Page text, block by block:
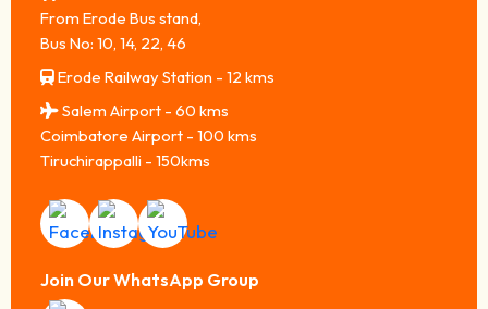
From Erode Bus stand,
Bus No: 10, 14, 22, 46
Erode Railway Station - 12 kms
Salem Airport - 60 kms
Coimbatore Airport - 100 kms
Tiruchirappalli - 150kms
Join Our WhatsApp Group